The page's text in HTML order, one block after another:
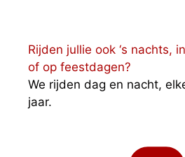
Rijden jullie ook ‘s nachts,
of op feestdagen?
We rijden dag en nacht,
jaar.